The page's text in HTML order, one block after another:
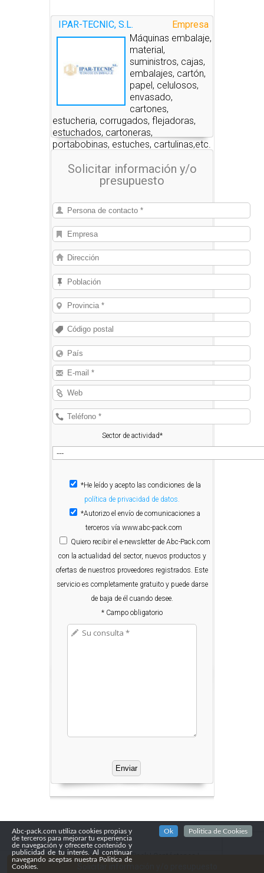
Empresa
IPAR-TECNIC, S.L.
Máquinas embalaje,
material,
suministros, cajas,
embalajes, cartón,
papel, celulosos,
envasado,
cartones,
estucheria, corrugados, flejadoras,
estuchados, cartoneras,
portabobinas, estuches, cartulinas,etc.
Solicitar información y/o
presupuesto
Sector de actividad*
*He leído y acepto las condiciones de la
política de privacidad de datos.
*Autorizo el envío de comunicaciones a
terceros vía www.abc-pack.com
Quiero recibir el e-newsletter de Abc-Pack.com
con la actualidad del sector, nuevos productos y
ofertas de nuestros proveedores registrados. Este
servicio es completamente gratuito y puede darse
de baja de él cuando desee.
* Campo obligatorio
Copyright© 2016Abc Pack
Confidencialidad
Abc-pack.com utiliza cookies propias y
de terceros para mejorar tu experiencia
de navegación y ofrecerte contenido y
publicidad de tu interés. Al continuar
navegando aceptas nuestra Politica de
Cookies.
Ok Politica de Cookies